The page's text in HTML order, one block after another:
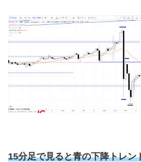
15分足で見ると青の下降トレン